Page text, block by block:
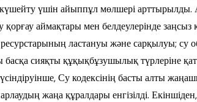
күшейту үшін айыппұл мөлшері арттырылды.
қорғау аймақтары мен белдеулерінде
ластануы және сар­­қылуы; су
басқа сия­қты құқықбұзушылық түрлеріне
Су ко­дек­сінің басты алты
жаңа құрал­дары енгізілді.